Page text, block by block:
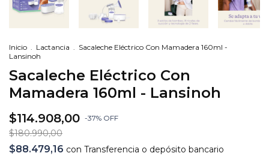
Inicio . Lactancia . Sacaleche Eléctrico Con Mamadera 160ml -
Lansinoh
Sacaleche Eléctrico Con
Mamadera 160ml - Lansinoh
$114.908,00 -37% OFF
$180.990,00
$88.479,16 con Transferencia o depósito bancario